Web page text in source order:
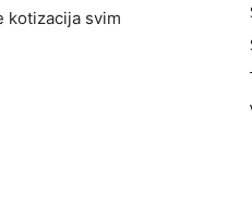
kotizacija svim